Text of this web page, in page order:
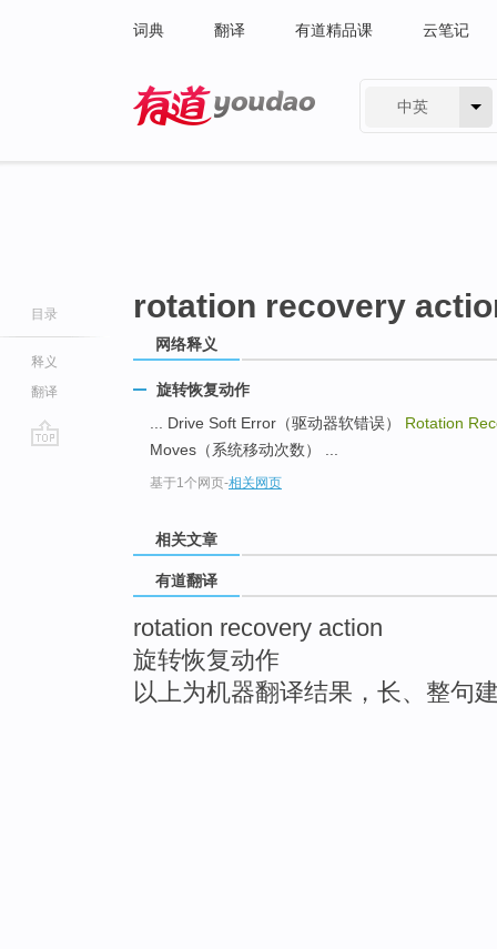
词典 翻译 有道精品课 云笔记
中英
目录
释义
翻译
rotation recovery
网络释义
旋转恢复动作
... Drive Soft Error（驱动器软错误） Rotation
Moves（系统移动次数） ...
基于1个网页-相关网页
相关文章
有道翻译
rotation recovery action
旋转恢复动作
以上为机器翻译结果，长、整句